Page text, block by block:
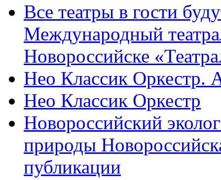
Все театры в гости
Международный
Новороссийске
Нео Классик Оркестр.
Нео Классик Оркестр
Новороссийский
природы
публикации